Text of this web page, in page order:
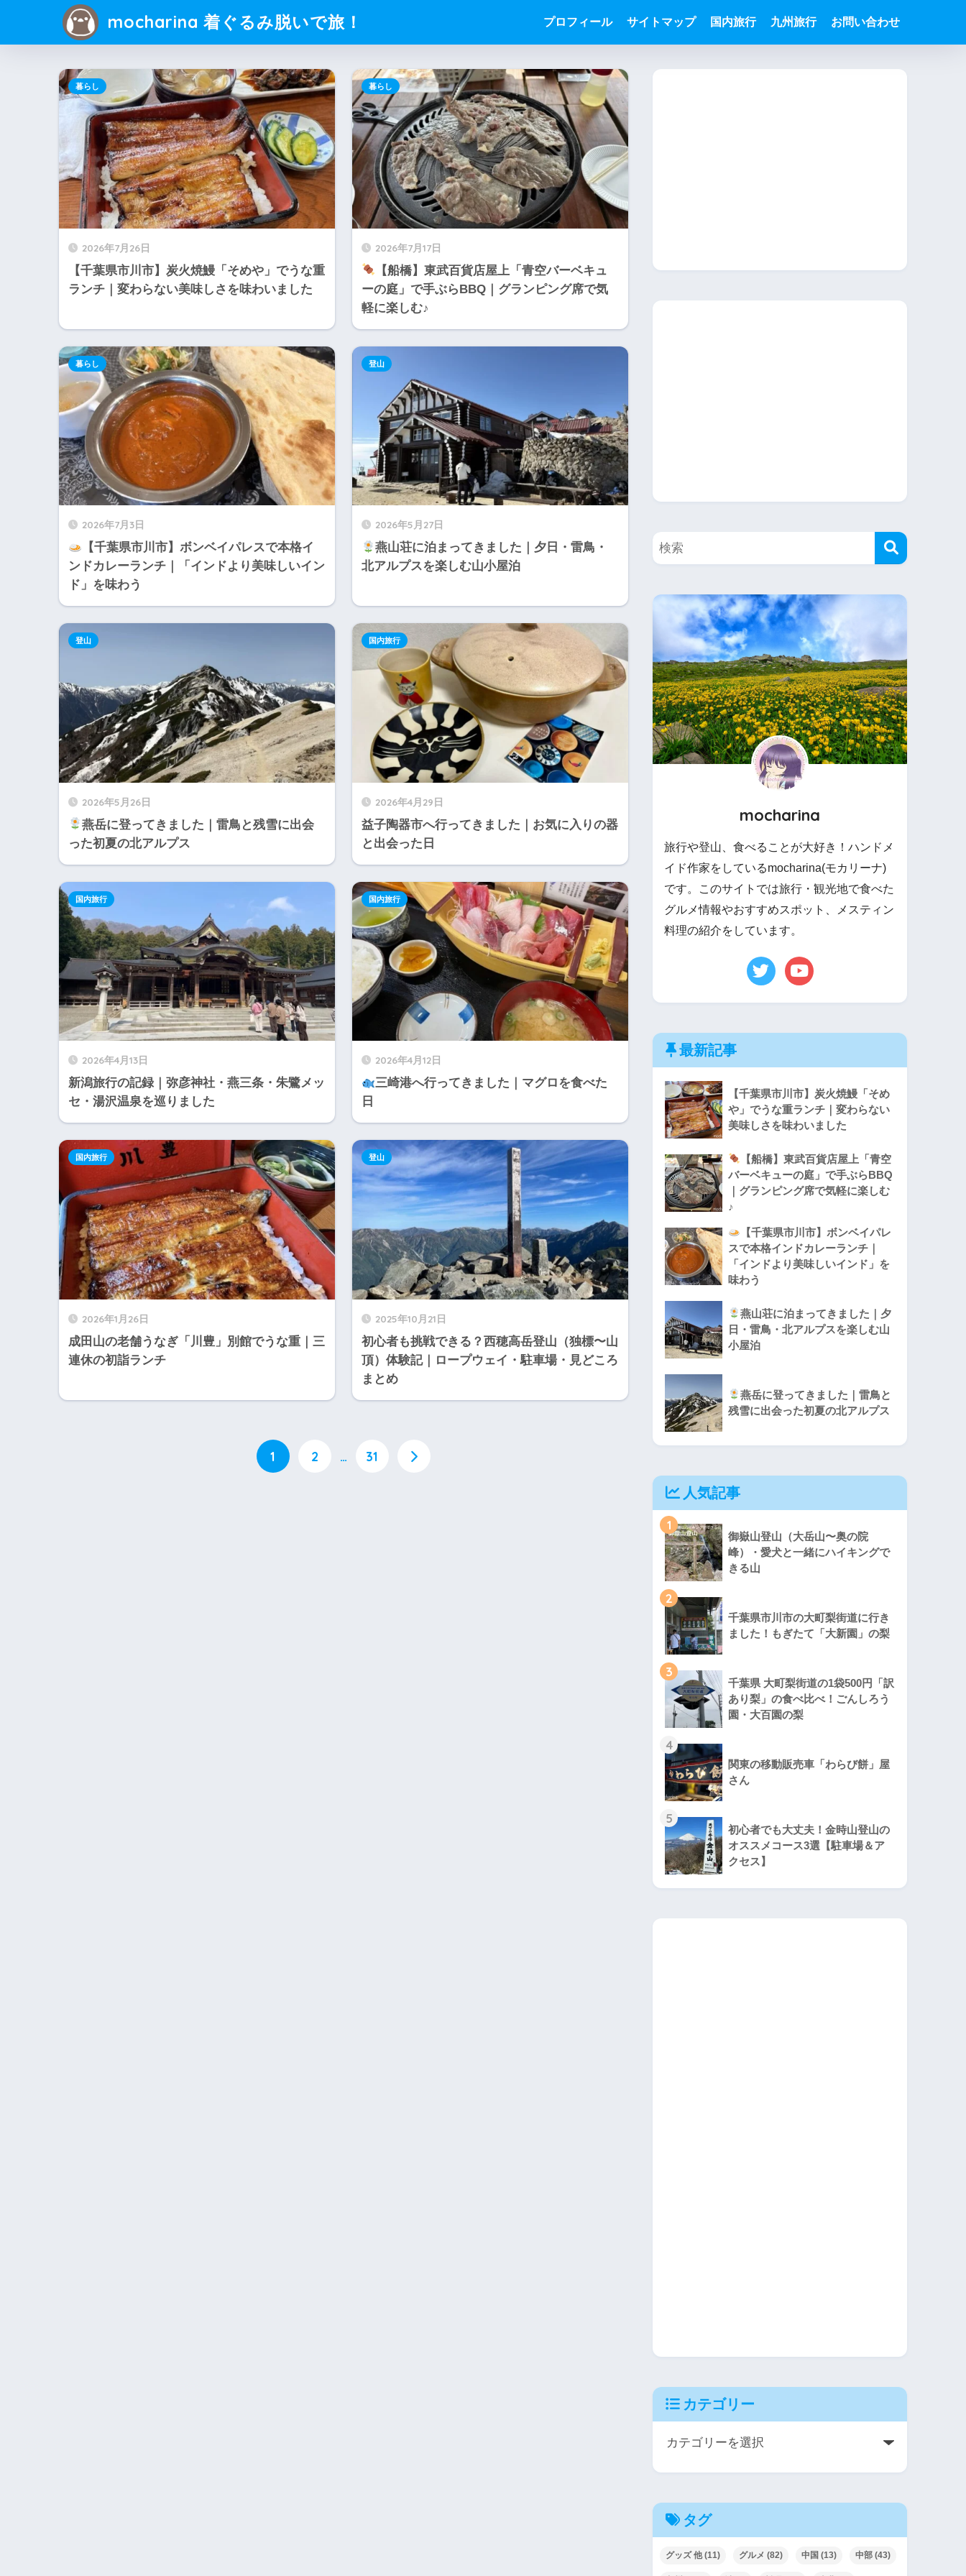
mocharina 着ぐるみ脱いで旅！ プロフィール サイトマップ 国内旅行 九州旅行 お問い合わせ
2026年7月26日
【千葉県市川市】炭火焼鰻「そめや」でうな重
ランチ｜変わらない美味しさを味わいました
暮らし
2026年7月17日
【船橋】東武百貨店屋上「青空バーベキュ
ーの庭」で手ぶらBBQ｜グランピング席で気
軽に楽しむ♪
暮らし
2026年7月3日
【千葉県市川市】ボンベイパレスで本格イ
ンドカレーランチ｜「インドより美味しいイン
ド」を味わう
暮らし
2026年5月27日
燕山荘に泊まってきました｜夕日・雷鳥・
北アルプスを楽しむ山小屋泊
登山
2026年5月26日
燕岳に登ってきました｜雷鳥と残雪に出会
った初夏の北アルプス
登山
2026年4月29日
益子陶器市へ行ってきました｜お気に入りの器
と出会った日
国内旅行
2026年4月13日
新潟旅行の記録｜弥彦神社・燕三条・朱鷺メッ
セ・湯沢温泉を巡りました
国内旅行
2026年4月12日
三崎港へ行ってきました｜マグロを食べた
日
国内旅行
2026年1月26日
成田山の老舗うなぎ「川豊」別館でうな重｜三
連休の初詣ランチ
国内旅行
2025年10月21日
初心者も挑戦できる？西穂高岳登山（独標〜山
頂）体験記｜ロープウェイ・駐車場・見どころ
まとめ
登山
1 2 … 31
mocharina
旅行や登山、食べることが大好き！ハンドメ
イド作家をしているmocharina(モカリーナ)
です。このサイトでは旅行・観光地で食べた
グルメ情報やおすすめスポット、メスティン
料理の紹介をしています。
最新記事
【千葉県市川市】炭火焼鰻「そめ
や」でうな重ランチ｜変わらない
美味しさを味わいました
【船橋】東武百貨店屋上「青空
バーベキューの庭」で手ぶらBBQ
｜グランピング席で気軽に楽しむ
♪
【千葉県市川市】ボンベイパレ
スで本格インドカレーランチ｜
「インドより美味しいインド」を
味わう
燕山荘に泊まってきました｜夕
日・雷鳥・北アルプスを楽しむ山
小屋泊
燕岳に登ってきました｜雷鳥と
残雪に出会った初夏の北アルプス
人気記事
1
御嶽山登山（大岳山〜奥の院
峰）・愛犬と一緒にハイキングで
きる山
2
千葉県市川市の大町梨街道に行き
ました！もぎたて「大新園」の梨
3
千葉県 大町梨街道の1袋500円「訳
あり梨」の食べ比べ！ごんしろう
園・大百園の梨
4
関東の移動販売車「わらび餅」屋
さん
5
初心者でも大丈夫！金時山登山の
オススメコース3選【駐車場＆ア
クセス】
カテゴリー
タグ
グッズ 他(11) グルメ (82) 中国 (13) 中部 (43)